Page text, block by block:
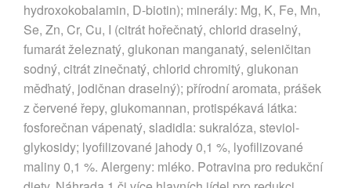
hydroxokobalamin, D-biotin); minerály: Mg, K, Fe, Mn,
Se, Zn, Cr, Cu, I (citrát hořečnatý, chlorid draselný,
fumarát železnatý, glukonan manganatý, seleničitan
sodný, citrát zinečnatý, chlorid chromitý, glukonan
měďnatý, jodičnan draselný); přírodní aromata, prášek
z červené řepy, glukomannan, protispékavá látka:
fosforečnan vápenatý, sladidla: sukralóza, steviol-
glykosidy; lyofilizované jahody 0,1 %, lyofilizované
maliny 0,1 %. Alergeny: mléko. Potravina pro redukční